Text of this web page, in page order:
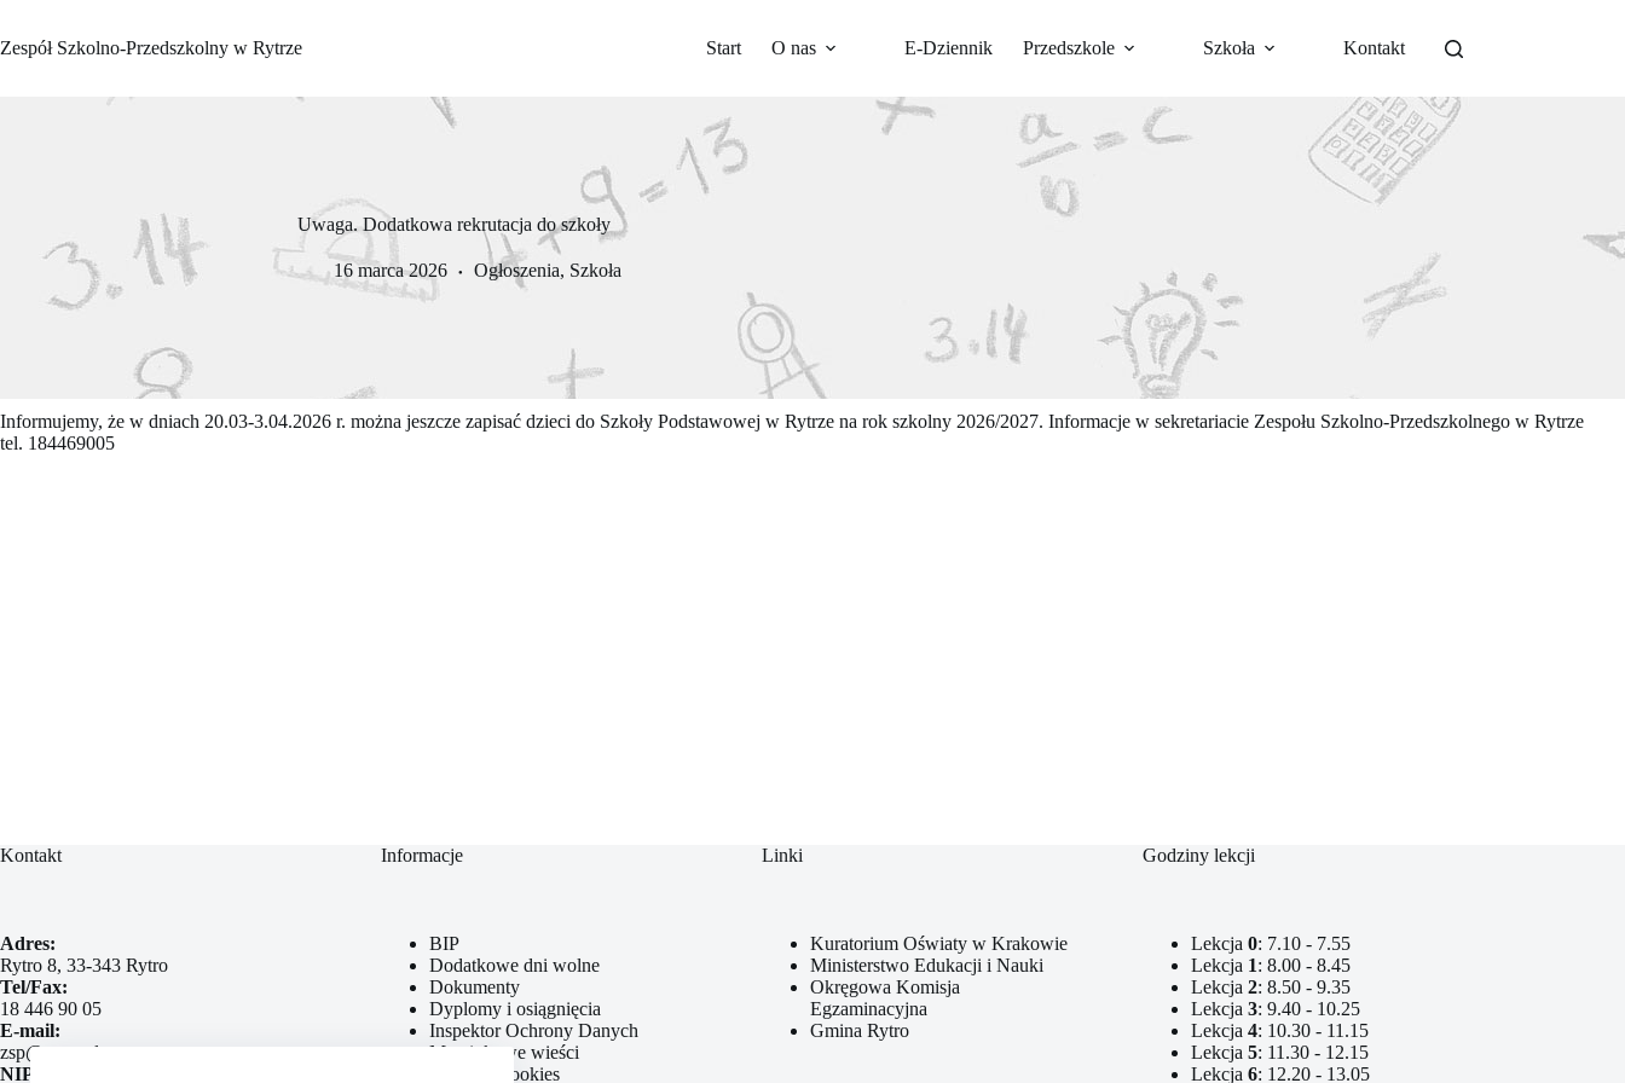
treści
Zespół Szkolno-Przedszkolny w Rytrze Start O nas E-Dziennik Przedszkole Szkoła Kontakt
Uwaga. Dodatkowa rekrutacja do szkoły
16 marca 2026 Ogłoszenia, Szkoła
Informujemy, że w dniach 20.03-3.04.2026 r. można jeszcze zapisać dzieci do Szkoły Podstawowej w Rytrze na rok szkolny 2026/2027. Informacje w sekretariacie Zespołu Szkolno-Przedszkolnego w Rytrze
tel. 184469005
Kontakt
Adres:
Rytro 8, 33-343 Rytro
Tel/Fax:
18 446 90 05
E-mail:
zsp@rytro.pl
NIP:
Informacje
BIP
Dodatkowe dni wolne
Dokumenty
Dyplomy i osiągnięcia
Inspektor Ochrony Danych
Marcinkowe wieści
Polityka Cookies
Linki
Kuratorium Oświaty w Krakowie
Ministerstwo Edukacji i Nauki
Okręgowa Komisja
Egzaminacyjna
Gmina Rytro
Godziny lekcji
Lekcja 0: 7.10 - 7.55
Lekcja 1: 8.00 - 8.45
Lekcja 2: 8.50 - 9.35
Lekcja 3: 9.40 - 10.25
Lekcja 4: 10.30 - 11.15
Lekcja 5: 11.30 - 12.15
Lekcja 6: 12.20 - 13.05